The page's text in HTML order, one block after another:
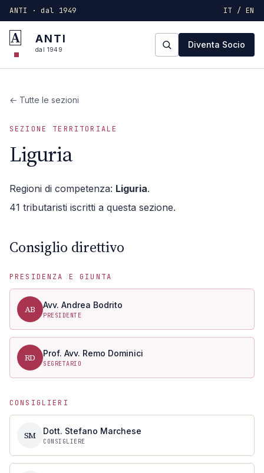
ANTI · dal 1949 IT / EN
A ANTI
dal 1949 Diventa Socio
← Tutte le sezioni
SEZIONE TERRITORIALE
Liguria
Regioni di competenza: Liguria.
41 tributaristi iscritti a questa sezione.
Consiglio direttivo
PRESIDENZA E GIUNTA
AB Avv. Andrea Bodrito
PRESIDENTE
RD Prof. Avv. Remo Dominici
SEGRETARIO
CONSIGLIERI
SM Dott. Stefano Marchese
CONSIGLIERE